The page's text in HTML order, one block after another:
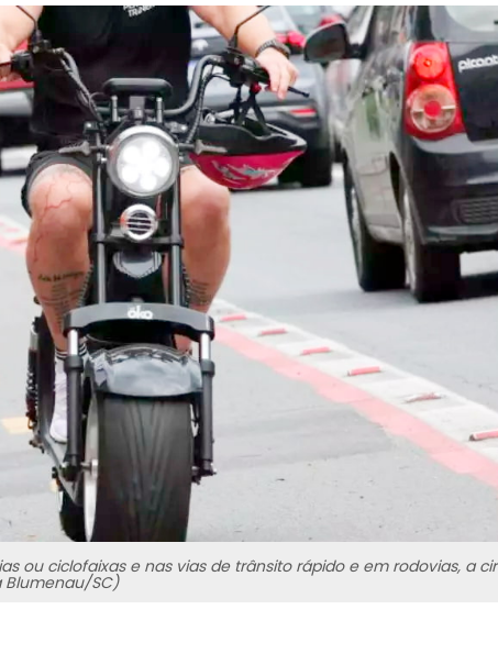
ou ciclofaixas e nas vias de trânsito rápido e em rodovias, a
SC)